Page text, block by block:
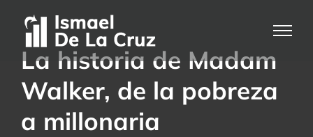
La historia de Madam
Walker, de la pobreza
a millonaria